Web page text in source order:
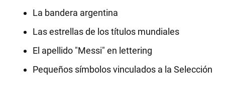
La bandera argentina
Las estrellas de los títulos mundiales
El apellido "Messi" en lettering
Pequeños símbolos vinculados a la Selección